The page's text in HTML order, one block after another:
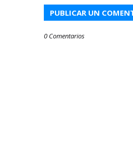
PUBLICAR UN
0 Comentarios